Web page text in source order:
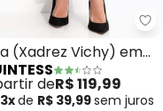
- Saia (Preta) em
(Xadrez Vichy) em
Texturizada
deR$ 119,99
3xde R$ 39,99sem juros